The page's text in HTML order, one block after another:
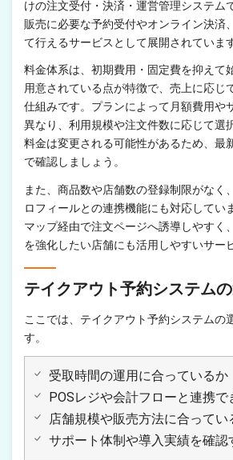
けの注文受付・決済・運営管理システム
販売に必要な予約受付やオンライン決済
て行えるサービスとして展開されています
料金体系は、初期費用・固定費を抑えて
用意されている点が特徴で、売上に応じ
仕組みです。プランによって月額費用や
異なり、利用規模や注文件数に応じて選
料金は変更される可能性があるため、最
で確認しましょう。
また、商品数や店舗数の登録制限がなく
ロフィールとの連携機能にも対応してい
マップ経由で注文ページへ誘導しやすく
を強化したい店舗にも活用しやすいサー
テイクアウト予約システム
ここでは、テイクアウト予約システムの
す。
受取時間の運用に合っているか
POSレジや会計フローと連携で
店舗規模や販売方法に合ってい
サポート体制や導入実績を確認